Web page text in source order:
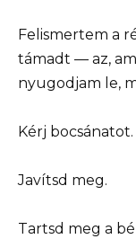
Felismertem a
támadt — az,
nyugodjam le,
Kérj bocsánatot.
Javítsd meg.
Tartsd meg a